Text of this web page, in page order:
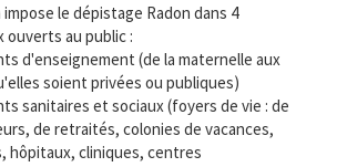
le dépistage Radon dans 4
ouverts au public :
d'enseignement (de la maternelle aux
soient privées ou publiques)
sanitaires et sociaux (foyers de vie : de
de retraités, colonies de vacances,
hôpitaux, cliniques, centres